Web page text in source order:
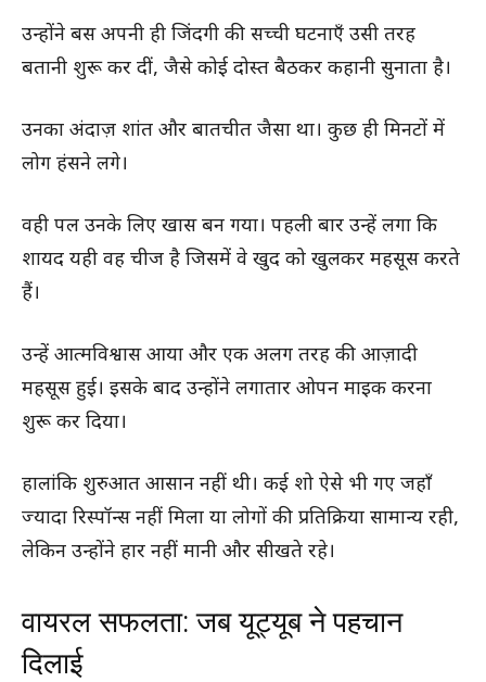
उन्होंने बस अपनी ही जिंदगी की सच्ची घटनाएँ उसी तरह
बतानी शुरू कर दीं, जैसे कोई दोस्त बैठकर कहानी सुनाता है।
उनका अंदाज़ शांत और बातचीत जैसा था। कुछ ही मिनटों में
लोग हंसने लगे।
वही पल उनके लिए खास बन गया। पहली बार उन्हें लगा कि
शायद यही वह चीज है जिसमें वे खुद को खुलकर महसूस करते
हैं।
उन्हें आत्मविश्वास आया और एक अलग तरह की आज़ादी
महसूस हुई। इसके बाद उन्होंने लगातार ओपन माइक करना
शुरू कर दिया।
हालांकि शुरुआत आसान नहीं थी। कई शो ऐसे भी गए जहाँ
ज्यादा रिस्पॉन्स नहीं मिला या लोगों की प्रतिक्रिया सामान्य रही,
लेकिन उन्होंने हार नहीं मानी और सीखते रहे।
वायरल सफलता: जब यूट्यूब ने पहचान
दिलाई